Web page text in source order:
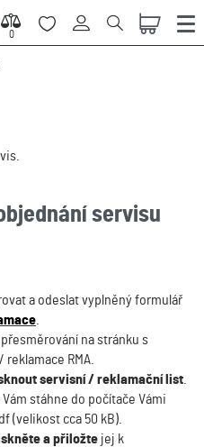
0
0
servisu
a odeslat vyplněný formulář
na stránku s
RMA.
servisní / reklamační list
stáhne do počítače Vámi
(velikost cca 50 kB).
a přiložte jej k